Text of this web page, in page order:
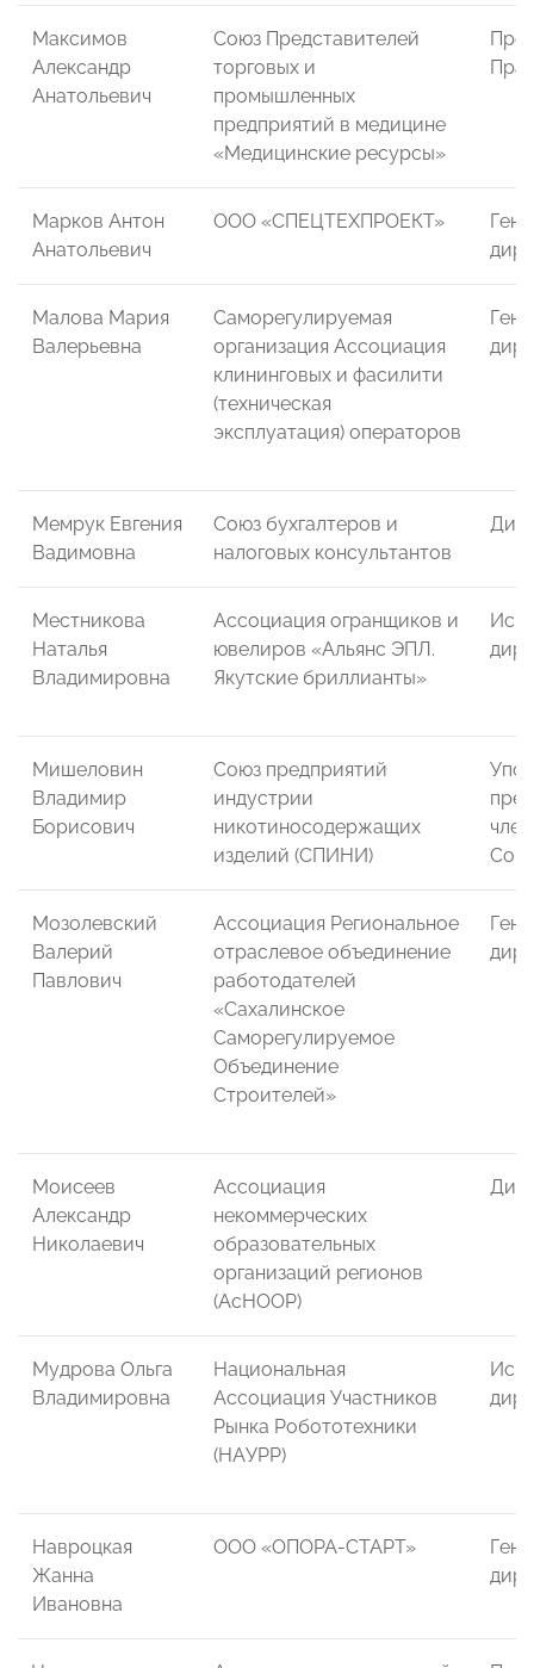
Максимов
Александр
Анатольевич
Союз Представителей
торговых и
промышленных
предприятий в медицине
«Медицинские ресурсы»
Марков Антон
Анатольевич
ООО «СПЕЦТЕХПРОЕКТ»
Малова Мария
Валерьевна
Саморегулируемая
организация Ассоциация
клининговых и фасилити
(техническая
эксплуатация) операторов
Мемрук Евгения
Вадимовна
Союз бухгалтеров и
налоговых консультантов
Местникова
Наталья
Владимировна
Ассоциация огранщиков и
ювелиров «Альянс ЭПЛ.
Якутские бриллианты»
Мишеловин
Владимир
Борисович
Союз предприятий
индустрии
никотиносодержащих
изделий (СПИНИ)
Мозолевский
Валерий
Павлович
Ассоциация Региональное
отраслевое объединение
работодателей
«Сахалинское
Саморегулируемое
Объединение
Строителей»
Моисеев
Александр
Николаевич
Ассоциация
некоммерческих
образовательных
организаций регионов
(АсНООР)
Мудрова Ольга
Владимировна
Национальная
Ассоциация Участников
Рынка Робототехники
(НАУРР)
Навроцкая
Жанна
Ивановна
ООО «ОПОРА-СТАРТ»